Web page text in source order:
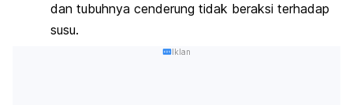
dan tubuhnya cenderung tidak beraksi terhadap
susu.
Iklan